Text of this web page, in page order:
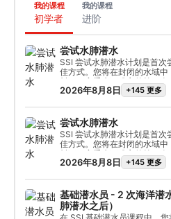
我的课程
初学者
我的课程
进阶
尝试水肺潜水
SSI 尝试水肺潜水计划是首次
佳方式。您将在封闭的水域中
料下，享受水下难忘的第一次
水的神奇魅力。在这个短期课
次潜水。 无尽的水肺潜水探
课程就是一切的开始。今天就
2026年8月8日 +145 更多
尝试水肺潜水
SSI 尝试水肺潜水计划是首次
佳方式。您将在封闭的水域中
料下，享受水下难忘的第一次
水的神奇魅力。在这个短期课
次潜水。 无尽的水肺潜水探
课程就是一切的开始。今天就
2026年8月8日 +145 更多
基础潜水员 - 2 次海洋潜
肺潜水之后）